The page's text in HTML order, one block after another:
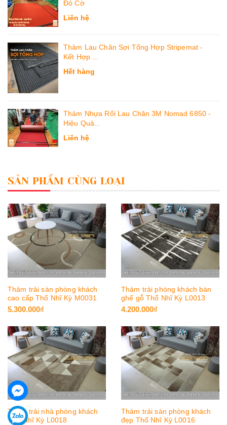
Đỏ Cờ
Liên hệ
Thảm Lau Chân Sợi Tổng Hợp Stripemat -
Kết Hợp ...
Hết hàng
Thảm Nhựa Rối Lau Chân 3M Nomad 6850 -
Hiệu Quả...
Liên hệ
SẢN PHẨM CÙNG LOẠI
Thảm trải sàn phòng khách
cao cấp Thổ Nhĩ Kỳ M0031
5.300.000₫
Thảm trải nhà phòng khách
Thổ Nhĩ Kỳ L0018
Thảm trải phòng khách bàn
ghế gỗ Thổ Nhĩ Kỳ L0013
4.200.000₫
Thảm trải sàn phòng khách
đẹp Thổ Nhĩ Kỳ L0016